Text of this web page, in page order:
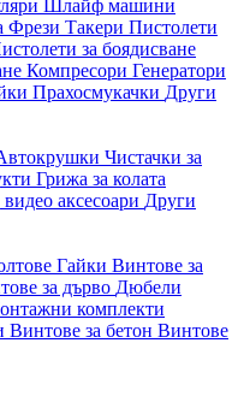
Шлайф машини
Фрези Такери Пистолети
за боядисване
Компресори Генератори
Прахосмукачки Други
Чистачки за
Грижа за колата
аксесоари Други
Гайки Винтове за
за дърво Дюбели
комплекти
Винтове за бетон Винтове